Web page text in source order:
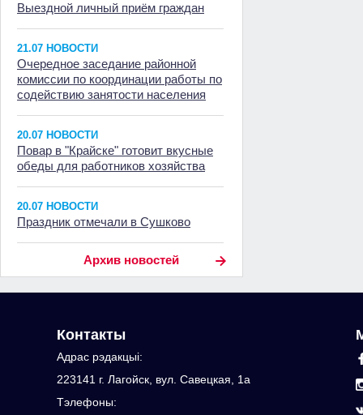
Выездной личный приём граждан
21.07 НОВОСТИ
Очередное заседание районной
комиссии по координации работы по
содействию занятости населения
20.07 НОВОСТИ
Повар в "Крайске" готовит вкусные
обеды для работников хозяйства
20.07 НОВОСТИ
Праздник отмечали в Сушково
Архив новостей
Контакты
Адрас рэдакцыi:
223141 г. Лагойск, вул. Савецкая, 1а
Тэлефоны: